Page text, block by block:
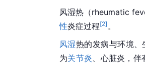
风湿热（rheumatic
性炎症过程[2] 。
风湿热的发病与环境
为关节炎 、心脏炎，